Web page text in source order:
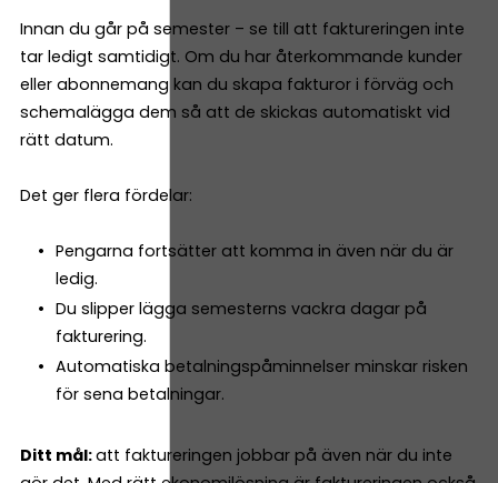
Innan du går på semester – se till att faktureringen inte
tar ledigt samtidigt. Om du har återkommande kunder
eller abonnemang kan du skapa fakturor i förväg och
schemalägga dem så att de skickas automatiskt vid
rätt datum.
Det ger flera fördelar:
Pengarna fortsätter att komma in även när du är
ledig.
Du slipper lägga semesterns vackra dagar på
fakturering.
Automatiska betalningspåminnelser minskar risken
för sena betalningar.
Ditt mål:att faktureringen jobbar på även när du inte